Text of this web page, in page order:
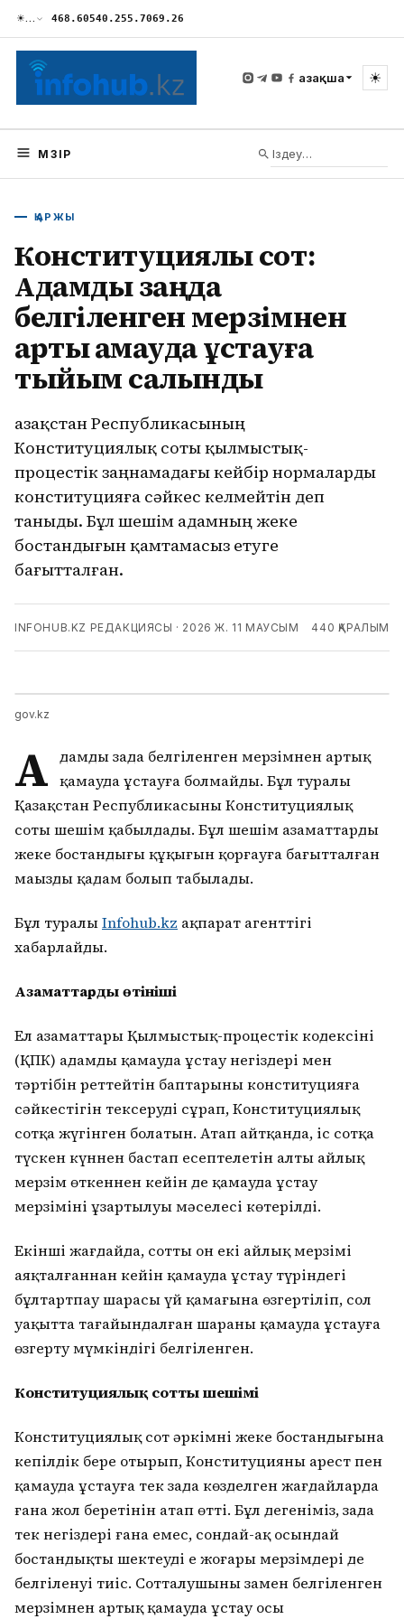
☀… 468.60540.255.7069.26
Қазақша ☀
МӘЗІР
ҚАРЖЫ
Конституциялық сот:
Адамды заңда
белгіленген мерзімнен
артық қамауда ұстауға
тыйым салынды
Қазақстан Республикасының
Конституциялық соты қылмыстық-
процестік заңнамадағы кейбір нормаларды
конституцияға сәйкес келмейтін деп
таныды. Бұл шешім адамның жеке
бостандығын қамтамасыз етуге
бағытталған.
INFOHUB.KZ РЕДАКЦИЯСЫ · 2026 Ж. 11 МАУСЫМ 440 ҚАРАЛЫМ
gov.kz
А дамды заңда белгіленген мерзімнен артық
қамауда ұстауға болмайды. Бұл туралы
Қазақстан Республикасының Конституциялық
соты шешім қабылдады. Бұл шешім азаматтардың
жеке бостандығы құқығын қорғауға бағытталған
маңызды қадам болып табылады.
Бұл туралыInfohub.kz ақпарат агенттігі
хабарлайды.
Азаматтардың өтініші
Ел азаматтары Қылмыстық-процестік кодексінің
(ҚПК) адамды қамауда ұстау негіздері мен
тәртібін реттейтін баптарының конституцияға
сәйкестігін тексеруді сұрап, Конституциялық
сотқа жүгінген болатын. Атап айтқанда, іс сотқа
түскен күннен бастап есептелетін алты айлық
мерзім өткеннен кейін де қамауда ұстау
мерзімінің ұзартылуы мәселесі көтерілді.
Екінші жағдайда, соттың он екі айлық мерзімі
аяқталғаннан кейін қамауда ұстау түріндегі
бұлтартпау шарасы үй қамағына өзгертіліп, сол
уақытта тағайындалған шараны қамауда ұстауға
өзгерту мүмкіндігі белгіленген.
Конституциялық соттың шешімі
Конституциялық сот әркімнің жеке бостандығына
кепілдік бере отырып, Конституцияның арест пен
қамауда ұстауға тек заңда көзделген жағдайларда
ғана жол беретінін атап өтті. Бұл дегеніміз, заңда
тек негіздері ғана емес, сондай-ақ осындай
бостандықты шектеудің ең жоғары мерзімдері де
белгіленуі тиіс. Сотталушыны заңмен белгіленген
мерзімнен артық қамауда ұстау осы